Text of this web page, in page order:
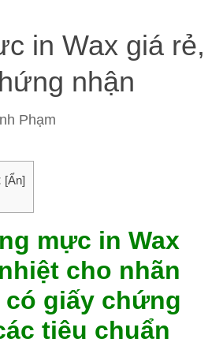
in Wax giá rẻ,
nhận
Phạm
[Ẩn]
mực in Wax
cho nhãn
có giấy chứng
tiêu chuẩn